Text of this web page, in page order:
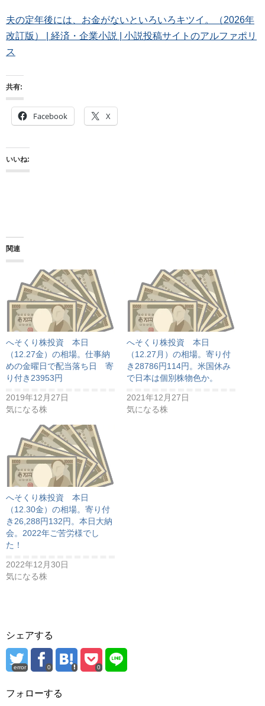
夫の定年後には、お金がないといろいろキツイ。（2026年
改訂版） | 経済・企業小説 | 小説投稿サイトのアルファポリ
ス
共有:
Facebook X
いいね:
関連
へそくり株投資 本日
（12.27金）の相場。仕事納
めの金曜日で配当落ち日 寄
り付き23953円
2019年12月27日
気になる株
へそくり株投資 本日
（12.27月）の相場。寄り付
き28786円114円。米国休み
で日本は個別株物色か。
2021年12月27日
気になる株
へそくり株投資 本日
（12.30金）の相場。寄り付
き26,288円132円。本日大納
会。2022年ご苦労様でし
た！
2022年12月30日
気になる株
シェアする
error 0 0
フォローする